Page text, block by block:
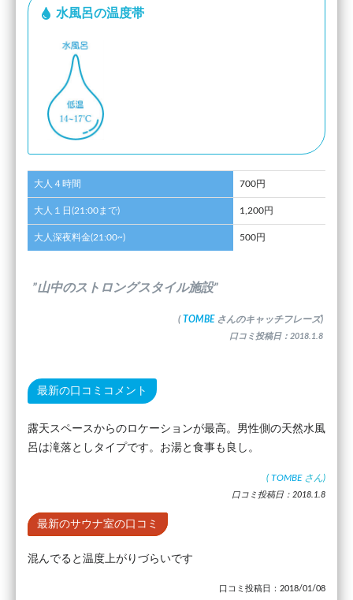
水風呂の温度帯
大人４時間 700円
大人１日(21:00まで) 1,200円
大人深夜料金(21:00~) 500円
”山中のストロングスタイル施設”
( TOMBE さんのキャッチフレーズ)
口コミ投稿日：2018.1.8
最新の口コミコメント
露天スペースからのロケーションが最高。男性側の天然水風
呂は滝落としタイプです。お湯と食事も良し。
( TOMBE さん)
口コミ投稿日：2018.1.8
最新のサウナ室の口コミ
混んでると温度上がりづらいです
口コミ投稿日：2018/01/08